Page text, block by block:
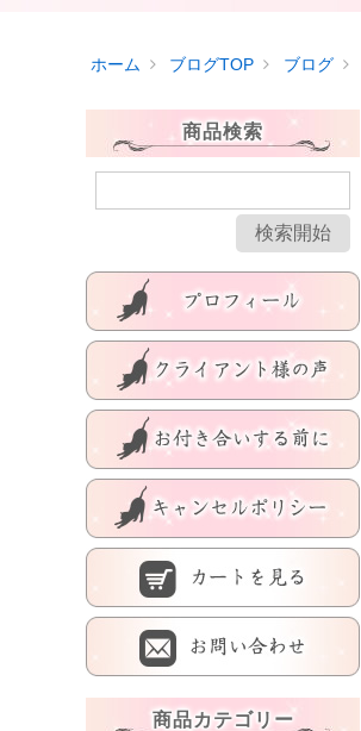
ホーム ブログTOP ブログ
商品検索
商品カテゴリー